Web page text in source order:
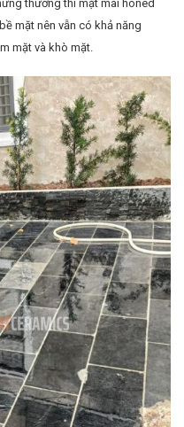
thường thì mặt mài honed
mặt nên vẫn có khả năng
mặt và khò mặt.